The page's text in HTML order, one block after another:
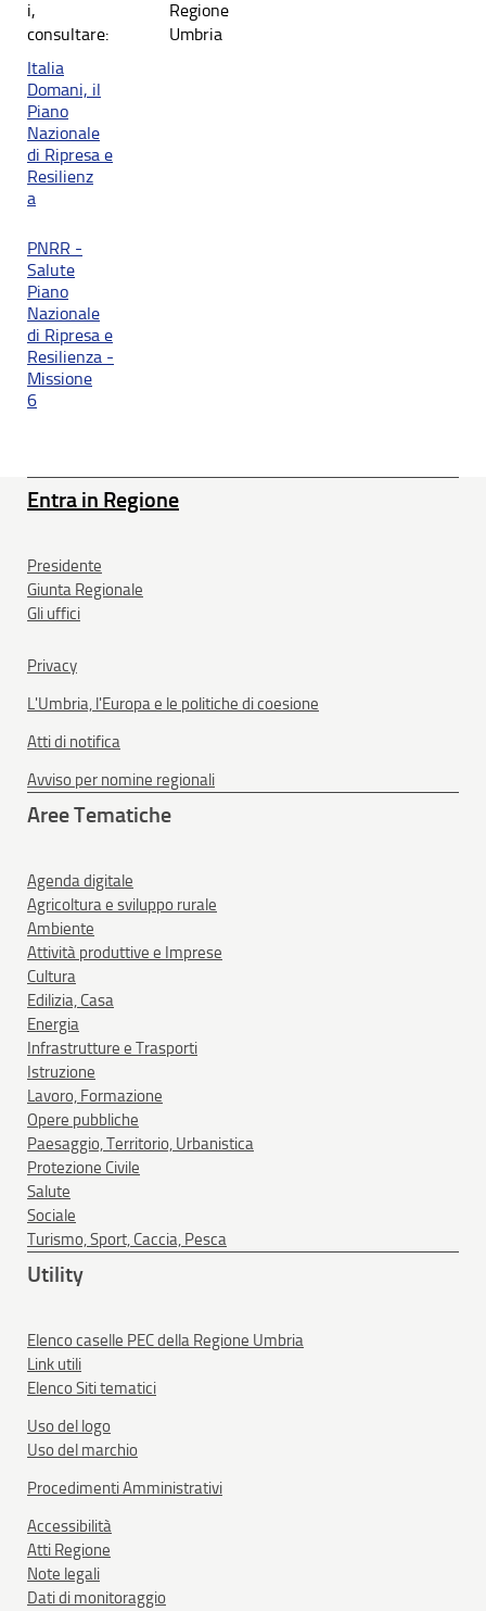
i,
consultare:
Italia
Domani, il
Piano
Nazionale
di Ripresa e
Resilienz
a
PNRR -
Salute
Piano
Nazionale
di Ripresa e
Resilienza -
Missione
6
Regione
Umbria
Entra in Regione
Presidente
Giunta Regionale
Gli uffici
Privacy
L'Umbria, l'Europa e le politiche di coesione
Atti di notifica
Avviso per nomine regionali
Aree Tematiche
Agenda digitale
Agricoltura e sviluppo rurale
Ambiente
Attività produttive e Imprese
Cultura
Edilizia, Casa
Energia
Infrastrutture e Trasporti
Istruzione
Lavoro, Formazione
Opere pubbliche
Paesaggio, Territorio, Urbanistica
Protezione Civile
Salute
Sociale
Turismo, Sport, Caccia, Pesca
Utility
Elenco caselle PEC della Regione Umbria
Link utili
Elenco Siti tematici
Uso del logo
Uso del marchio
Procedimenti Amministrativi
Accessibilità
Atti Regione
Note legali
Dati di monitoraggio